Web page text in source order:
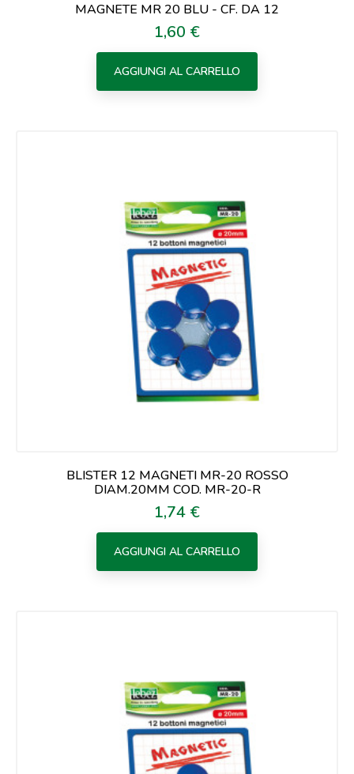
MAGNETE MR 20 BLU - CF. DA 12
Prezzo
1,60 €
AGGIUNGI AL CARRELLO
BLISTER 12 MAGNETI MR-20 ROSSO
DIAM.20MM COD. MR-20-R
Prezzo
1,74 €
AGGIUNGI AL CARRELLO